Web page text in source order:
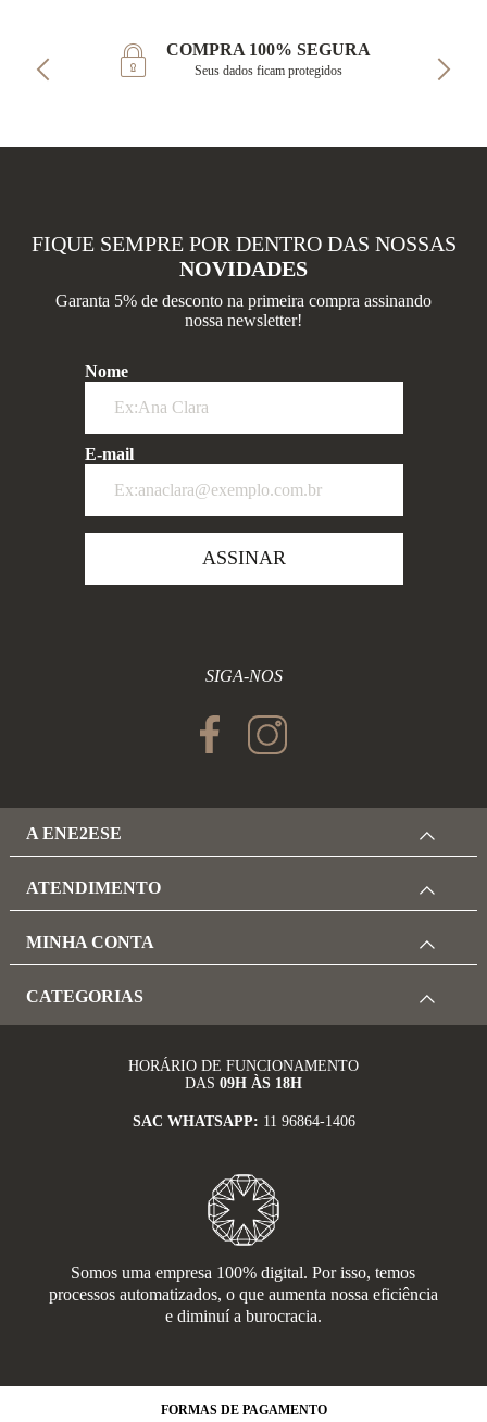
COMPRA 100% SEGURA
Seus dados ficam protegidos
FIQUE SEMPRE POR DENTRO DAS NOSSAS
NOVIDADES
Garanta 5% de desconto na primeira compra assinando
nossa newsletter!
Nome
E-mail
ASSINAR
SIGA-NOS
A ENE2ESE
ATENDIMENTO
MINHA CONTA
CATEGORIAS
HORÁRIO DE FUNCIONAMENTO
DAS 09H ÀS 18H
SAC WHATSAPP: 11 96864-1406
Somos uma empresa 100% digital. Por isso, temos
processos automatizados, o que aumenta nossa eficiência
e diminuí a burocracia.
FORMAS DE PAGAMENTO